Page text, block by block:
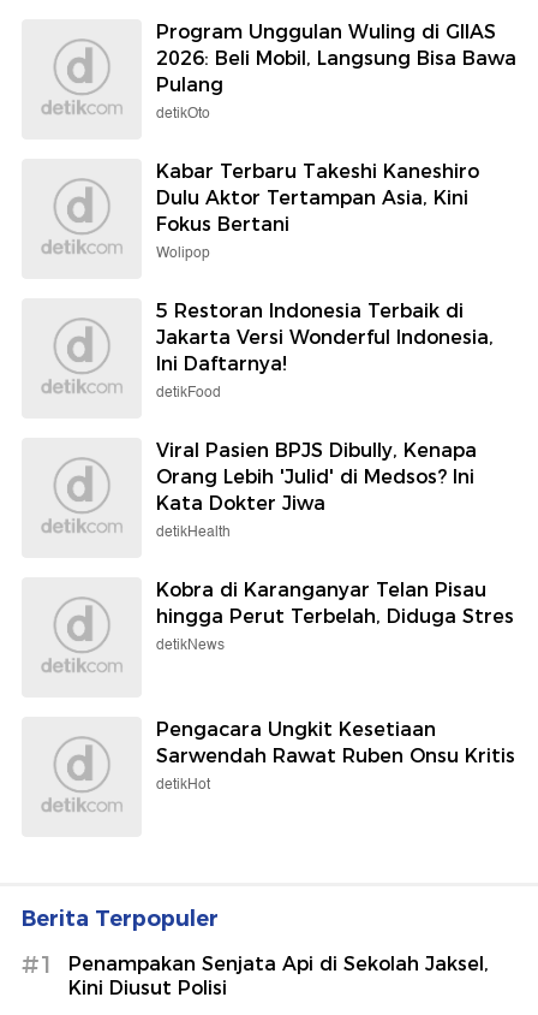
Program Unggulan Wuling di GIIAS
2026: Beli Mobil, Langsung Bisa Bawa
Pulang
detikOto
Kabar Terbaru Takeshi Kaneshiro
Dulu Aktor Tertampan Asia, Kini
Fokus Bertani
Wolipop
5 Restoran Indonesia Terbaik di
Jakarta Versi Wonderful Indonesia,
Ini Daftarnya!
detikFood
Viral Pasien BPJS Dibully, Kenapa
Orang Lebih 'Julid' di Medsos? Ini
Kata Dokter Jiwa
detikHealth
Kobra di Karanganyar Telan Pisau
hingga Perut Terbelah, Diduga Stres
detikNews
Pengacara Ungkit Kesetiaan
Sarwendah Rawat Ruben Onsu Kritis
detikHot
Berita Terpopuler
#1
Penampakan Senjata Api di Sekolah Jaksel,
Kini Diusut Polisi